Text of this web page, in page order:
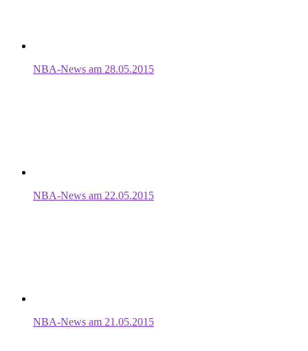
NBA-News am 28.05.2015
NBA-News am 22.05.2015
NBA-News am 21.05.2015